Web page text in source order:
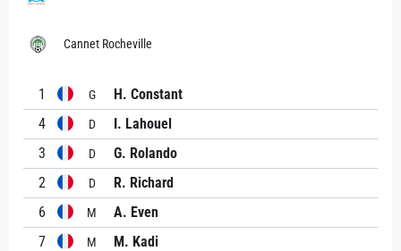
Cannet Rocheville
1 G
H. Constant
4
D
I. Lahouel
3
D
G. Rolando
2
D
R. Richard
6
M
A. Even
7
M
M. Kadi